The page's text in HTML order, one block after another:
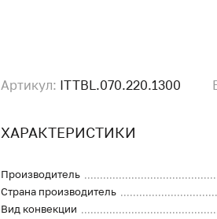
Артикул: ITTBL.070.220.1300
ХАРАКТЕРИСТИКИ
Производитель
Страна производитель
Вид конвекции